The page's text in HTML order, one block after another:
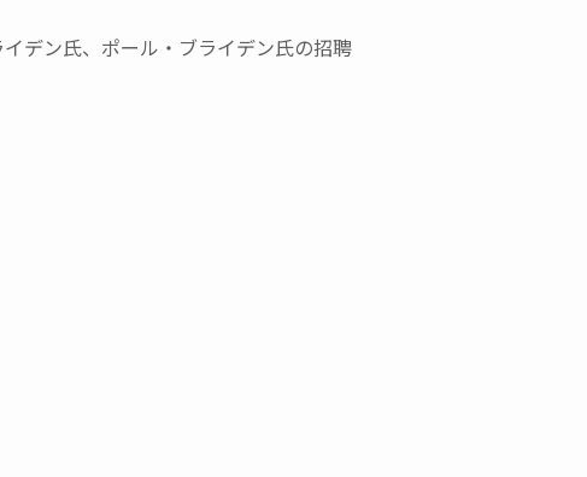
デン氏、ポール・ブライデン氏の招聘